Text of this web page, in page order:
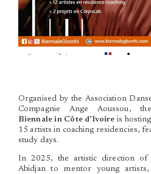
Organised by the Association
Compagnie Ange Aoussou, the
Biennale in Côte d’Ivoire is
15 artists in coaching residencies,
study days.
In 2025, the artistic direction of
Abidjan to mentor young